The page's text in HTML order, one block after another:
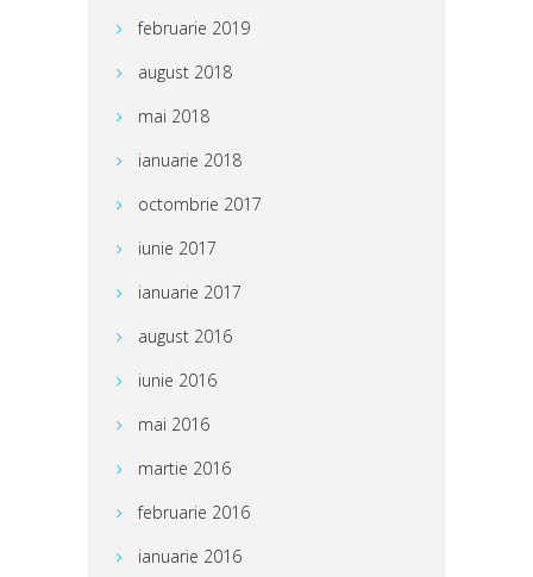
februarie 2019
august 2018
mai 2018
ianuarie 2018
octombrie 2017
iunie 2017
ianuarie 2017
august 2016
iunie 2016
mai 2016
martie 2016
februarie 2016
ianuarie 2016